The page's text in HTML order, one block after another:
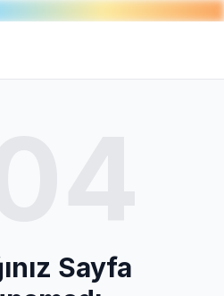
Sayfa